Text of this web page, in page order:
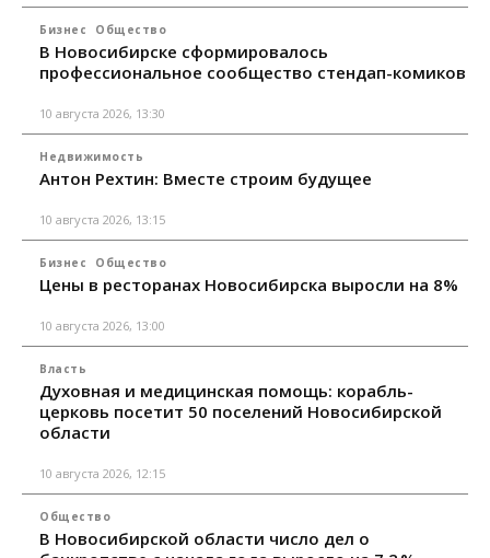
Бизнес Общество
В Новосибирске сформировалось
профессиональное сообщество стендап-комиков
10 августа 2026, 13:30
Недвижимость
Антон Рехтин: Вместе строим будущее
10 августа 2026, 13:15
Бизнес Общество
Цены в ресторанах Новосибирска выросли на 8%
10 августа 2026, 13:00
Власть
Духовная и медицинская помощь: корабль-
церковь посетит 50 поселений Новосибирской
области
10 августа 2026, 12:15
Общество
В Новосибирской области число дел о